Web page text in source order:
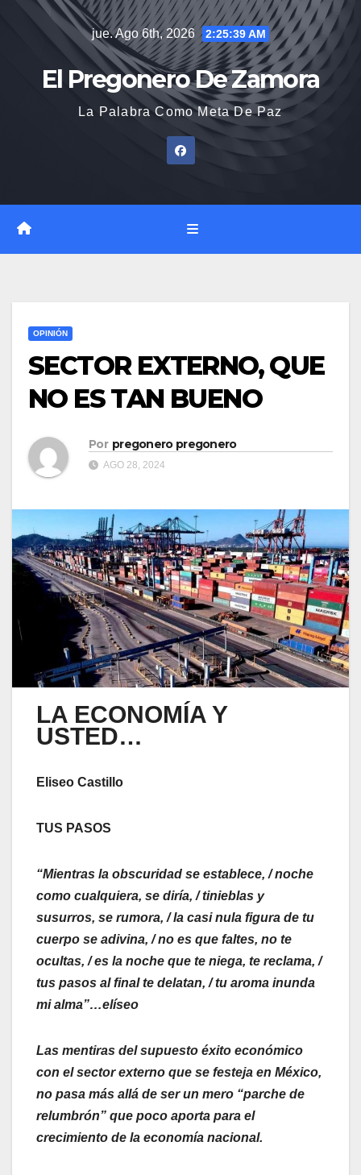
jue. Ago 6th, 2026 2:25:40 AM
El Pregonero De Zamora
La Palabra Como Meta De Paz
OPINIÓN
SECTOR EXTERNO, QUE
NO ES TAN BUENO
Por pregonero pregonero
AGO 28, 2024
LA ECONOMÍA Y
USTED…
Eliseo Castillo
TUS PASOS
“Mientras la obscuridad se establece, / noche
como cualquiera, se diría, / tinieblas y
susurros, se rumora, / la casi nula figura de tu
cuerpo se adivina, / no es que faltes, no te
ocultas, / es la noche que te niega, te reclama, /
tus pasos al final te delatan, / tu aroma inunda
mi alma”…elíseo
Las mentiras del supuesto éxito económico
con el sector externo que se festeja en México,
no pasa más allá de ser un mero “parche de
relumbrón” que poco aporta para el
crecimiento de la economía nacional.